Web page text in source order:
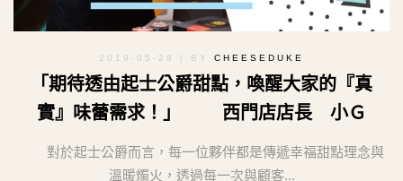
2019-05-28 | BY CHEESEDUKE
「期待透由起士公爵甜點，喚醒大家的『真
實』味蕾需求！」 西門店店長 小Ｇ
對於起士公爵而言，每一位夥伴都是傳遞幸福甜點理念與
溫暖燭火，透過每一次與顧客...